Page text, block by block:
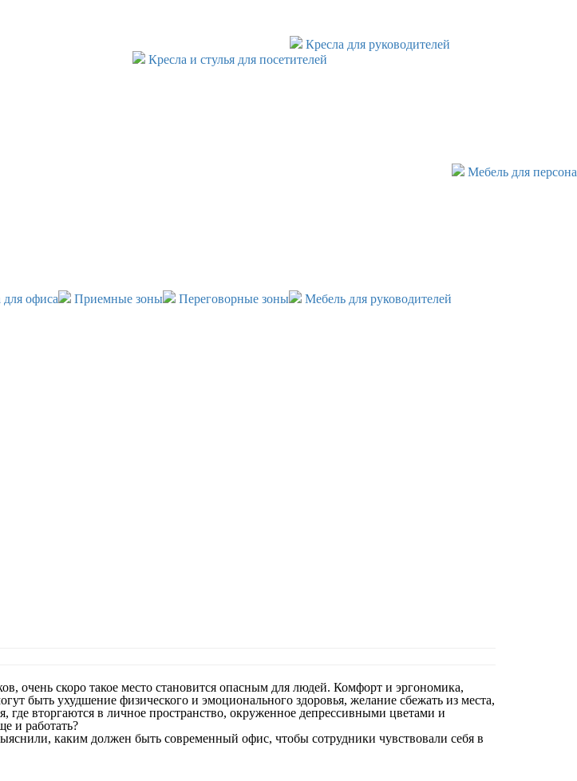
Кресла для руководителей
Кресла и стулья для посетителей
Мебель для
Мебель для руководителей
Переговорные зоны
Приемные зоны
офиса
очень скоро такое место становится опасным для людей. Комфорт и эргономика,
быть ухудшение физического и эмоционального здоровья, желание сбежать из места,
где вторгаются в личное пространство, окруженное депрессивными цветами и
и работать?
каким должен быть современный офис, чтобы сотрудники чувствовали себя в